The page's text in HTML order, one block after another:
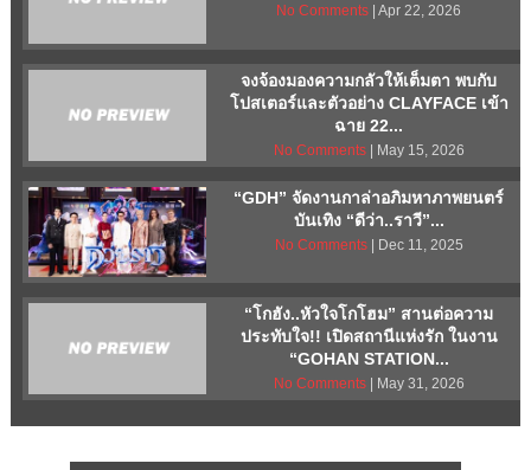
No Comments | Apr 22, 2026
จงจ้องมองความกลัวให้เต็มตา พบกับ
โปสเตอร์และตัวอย่าง CLAYFACE เข้า
ฉาย 22...
No Comments| May 15, 2026
“GDH” จัดงานกาล่าอภิมหาภาพยนตร์
บันเทิง “ดีว่า..ราวี”...
No Comments| Dec 11, 2025
“โกฮัง..หัวใจโกโฮม” สานต่อความ
ประทับใจ!! เปิดสถานีแห่งรัก ในงาน
“GOHAN STATION...
No Comments| May 31, 2026